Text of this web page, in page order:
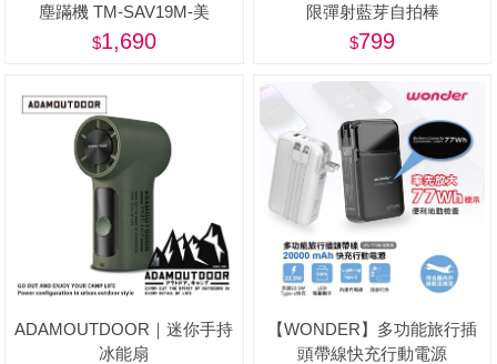
塵蹣機 TM-SAV19M-美
1,690
限彈射藍芽自拍棒
799
ADAMOUTDOOR｜迷你手持
冰能扇
【WONDER】多功能旅行插
頭帶線快充行動電源